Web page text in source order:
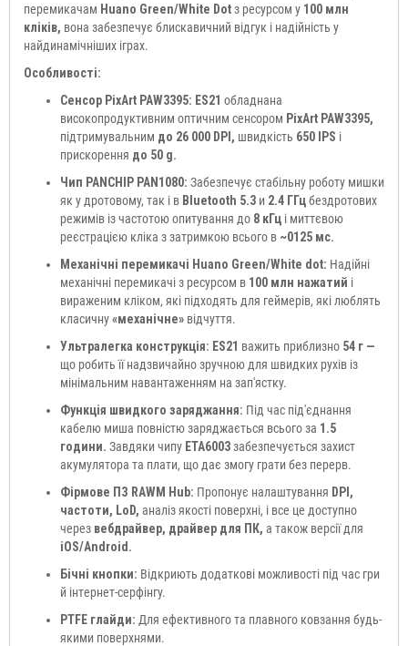
перемикачам Huano Green/White Dotз ресурсом у 100 млн
кліків, вона забезпечує блискавичний відгук і надійність у
найдинамічніших іграх.
Особливості:
Сенсор PixArt PAW3395: ES21 обладнана
високопродуктивним оптичним сенсором PixArt PAW3395,
підтримувальним до 26 000 DPI, швидкість 650 IPS і
прискорення до 50 g.
Чип PANCHIP PAN1080: Забезпечує стабільну роботу мишки
як у дротовому, так і в Bluetooth 5.3 и 2.4 ГГцбездротових
режимів із частотою опитування до 8 кГц і миттєвою
реєстрацією кліка з затримкою всього в ~0125 мс.
Механічні перемикачі Huano Green/White dot: Надійні
механічні перемикачі з ресурсом в 100 млн нажатий і
вираженим кліком, які підходять для геймерів, які люблять
класичну«механічне» відчуття.
Ультралегка конструкція: ES21 важить приблизно 54 г —
що робить її надзвичайно зручною для швидких рухів із
мінімальним навантаженням на зап'ястку.
Функція швидкого заряджання: Під час під'єднання
кабелю миша повністю заряджається всього за 1.5
години. Завдяки чипу ETA6003забезпечується захист
акумулятора та плати, що дає змогу грати без перерв.
Фірмове ПЗ RAWM Hub: Пропонує налаштування DPI,
частоти, LoD, аналіз якості поверхні, і все це доступно
через вебдрайвер, драйвер для ПК, а також версії для
iOS/Android.
Бічні кнопки: Відкриють додаткові можливості під час гри
й інтернет-серфінгу.
PTFE глайди: Для ефективного та плавного ковзання будь-
якими поверхнями.